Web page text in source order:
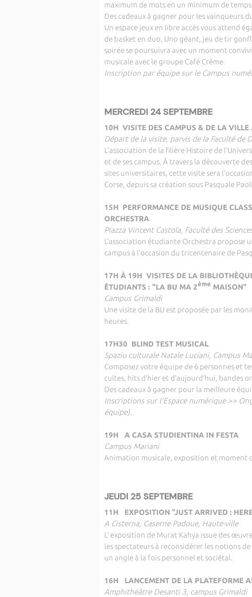
maximum de mots en un minimum de temps
Des cadeaux à gagner pour les vainqueurs
Un espace jeux en libre accès vous attend
de basket en duo, Uno géant, jeu de tir
soirée se poursuivra avec un moment
musicale avec le groupe Café Crème.
Inscription par équipe sur le Campus
MERCREDI 24 SEPTEMBRE
10H VISITE DES CAMPUS & DE LA VILLE
Départ de la visite, parvis de la Faculté de
L'association de la filière Histoire de
et de ses campus. À travers la découverte
sites universitaires, cette visite sera
Corse, depuis sa création sous Pasquale
15H PERFORMANCE DE MUSIQUE
ORCHESTRA
Piazza Vincent Castola, Faculté des
L’association étudiante Orchestra propose
campus à l’occasion du tricentenaire de
17H À 19H VISITES DE LA
ÉTUDIANTS : "LA BU MA 2ème MAISON"
Campus Grimaldi
Une visite de la BU est proposée par les
heures.
17H30 BLIND TEST MUSICAL
Spaziu culturale Natale Luciani, Campus
Composez votre équipe de 6 personnes et
cultes, hits d’hier et d’aujourd’hui, bandes
Des cadeaux à gagner pour la meilleure
Inscriptions sur l’Espace numérique >>
équipe).
19H A CASA STUDIENTINA IN FESTA
Campus Mariani
Animation musicale, exposition et moment
JEUDI 25 SEPTEMBRE
11H EXPOSITION ”JUST ARRIVED :
A Cisterna, Caserne Padoue, Haute-ville
L’ exposition de Murat Kahya issue des
les spectateurs à reconsidérer les notions
un angle à la fois personnel et sociétal.
16H LANCEMENT DE LA PLATEFORME
Amphithéâtre Desanti 3, campus Grimaldi